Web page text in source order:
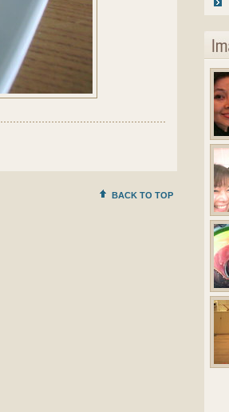
BACK TO TOP